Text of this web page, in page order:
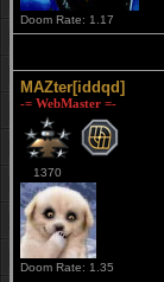
Doom Rate: 1.17
MAZter[iddqd]
-= WebMaster =-
1370
Doom Rate: 1.35